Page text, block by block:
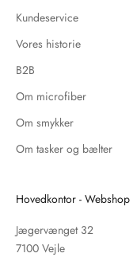
Kundeservice
Vores historie
B2B
Om microfiber
Om smykker
Om tasker og bælter
Hovedkontor - Webshop
Jægervænget 32
7100 Vejle